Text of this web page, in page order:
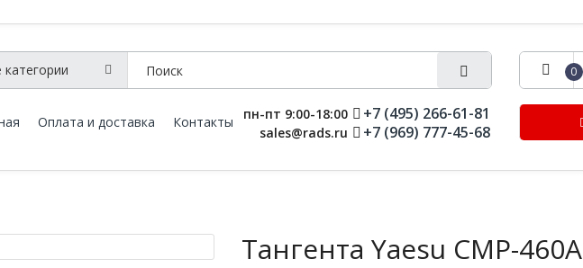
0
Оплата и доставка Контакты
пн-пт 9:00-18:00
sales@rads.ru
+7 (495) 266-61-81
+7 (969) 777-45-68
Тангента Yaesu CMP-460A